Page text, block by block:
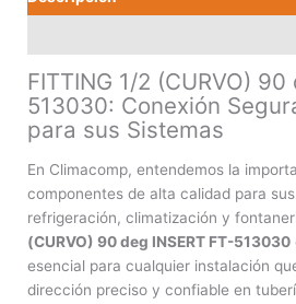
FITTING 1/2 (CURVO) 90
513030: Conexión
para sus Sistemas
En Climacomp, entendemos la
componentes de alta calidad para
refrigeración, climatización y
(CURVO) 90 deg INSERT FT-513030
esencial para cualquier instalación
dirección preciso y confiable en